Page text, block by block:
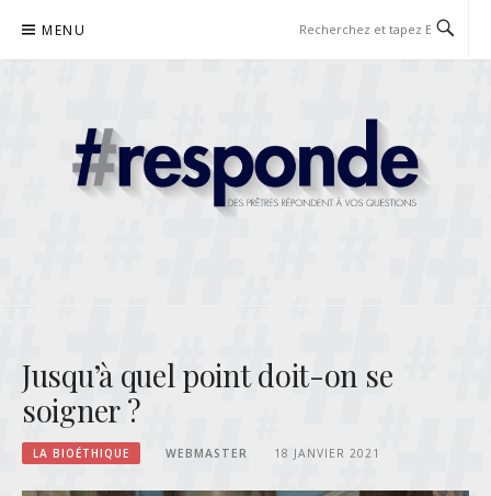
contenu
MENU
Jusqu’à quel point doit-on se
soigner ?
LA BIOÉTHIQUE WEBMASTER 18 JANVIER 2021